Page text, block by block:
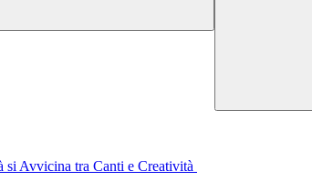
Avvicina tra Canti e Creatività